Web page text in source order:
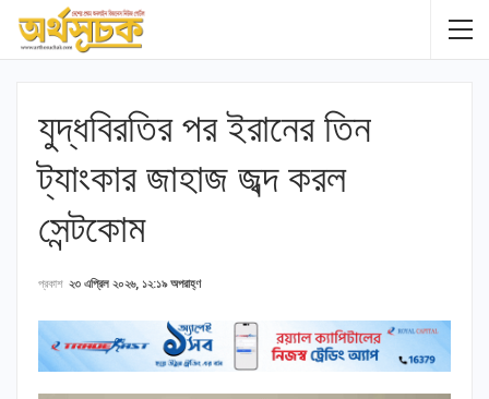
যুদ্ধবিরতির পর ইরানের তিন
ট্যাংকার জাহাজ জব্দ করল
সেন্টকোম
প্রকাশ ২৩ এপ্রিল ২০২৬, ১২:১৯ অপরাহ্ণ